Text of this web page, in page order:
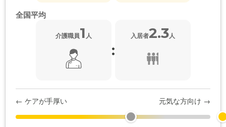
全国平均
介護職員1 人
:
入居者2.3人
← ケアが手厚い 元気な方向け →